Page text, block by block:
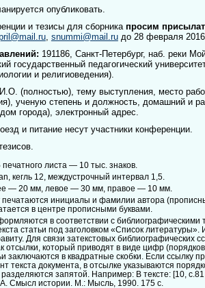
опубликовать.
и тезисы для сборникапросим
, snummi@mail.ruдо 28 февраля 2016
191186, Санкт-Петербург, наб. реки
государственный педагогический
и религиоведения).
(полностью), тему выступления, место
ученую степень и должность, домашний и
города), электронный адрес.
и питание несут участники конференции.
листа — 10 тыс. знаков.
кегль 12, междустрочный интервал 1,5.
— 20 мм, левое — 30 мм, правое — 10 мм.
печатаются инициалы и фамилии автора
в центре прописными буквами.
в соответствии с библиографическими
статьи под заголовком «Список литературы».
Для связи затекстовых библиографических
отсылки, который приводят в виде цифр
заключаются в квадратные скобки. Если ссылку
текста документа, в отсылке указываются
запятой. Например: В тексте: [10, с.81
Смысл истории. М.: Мысль, 1990. 175 с.